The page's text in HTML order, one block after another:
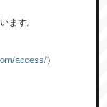
ます。
access/）